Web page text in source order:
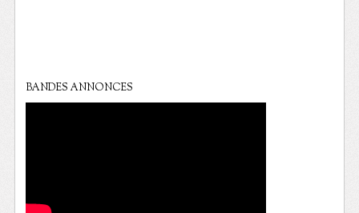
BANDES ANNONCES